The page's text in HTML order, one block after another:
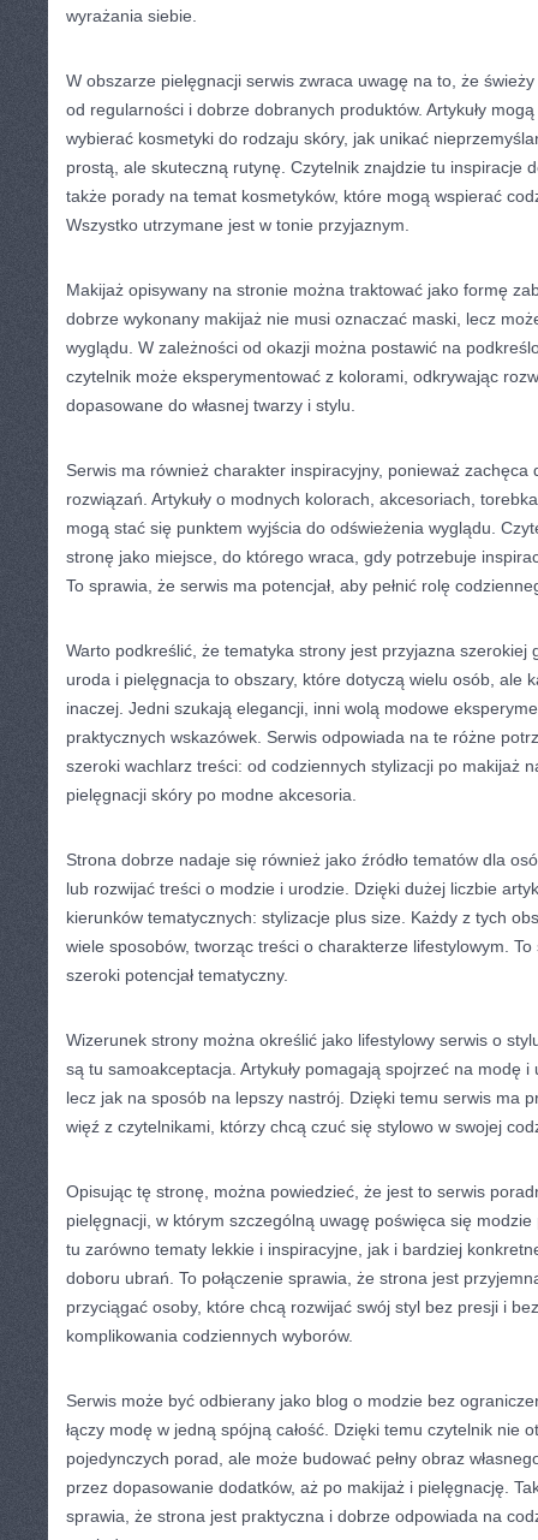
wyrażania siebie.
W obszarze pielęgnacji serwis zwraca uwagę na to, że
od regularności i dobrze dobranych produktów. Artykuły
wybierać kosmetyki do rodzaju skóry, jak unikać
prostą, ale skuteczną rutynę. Czytelnik znajdzie tu inspiracje
także porady na temat kosmetyków, które mogą wspierać
Wszystko utrzymane jest w tonie przyjaznym.
Makijaż opisywany na stronie można traktować jako formę
dobrze wykonany makijaż nie musi oznaczać maski, lecz
wyglądu. W zależności od okazji można postawić na
czytelnik może eksperymentować z kolorami, odkrywając
dopasowane do własnej twarzy i stylu.
Serwis ma również charakter inspiracyjny, ponieważ zachęca
rozwiązań. Artykuły o modnych kolorach, akcesoriach,
mogą stać się punktem wyjścia do odświeżenia wyglądu.
stronę jako miejsce, do którego wraca, gdy potrzebuje
To sprawia, że serwis ma potencjał, aby pełnić rolę
Warto podkreślić, że tematyka strony jest przyjazna szerokiej
uroda i pielęgnacja to obszary, które dotyczą wielu osób, ale
inaczej. Jedni szukają elegancji, inni wolą modowe
praktycznych wskazówek. Serwis odpowiada na te różne
szeroki wachlarz treści: od codziennych stylizacji po makijaż
pielęgnacji skóry po modne akcesoria.
Strona dobrze nadaje się również jako źródło tematów dla
lub rozwijać treści o modzie i urodzie. Dzięki dużej liczbie
kierunków tematycznych: stylizacje plus size. Każdy z tych
wiele sposobów, tworząc treści o charakterze lifestylowym.
szeroki potencjał tematyczny.
Wizerunek strony można określić jako lifestylowy serwis o
są tu samoakceptacja. Artykuły pomagają spojrzeć na modę
lecz jak na sposób na lepszy nastrój. Dzięki temu serwis ma
więź z czytelnikami, którzy chcą czuć się stylowo w swojej
Opisując tę stronę, można powiedzieć, że jest to serwis
pielęgnacji, w którym szczególną uwagę poświęca się
tu zarówno tematy lekkie i inspiracyjne, jak i bardziej
doboru ubrań. To połączenie sprawia, że strona jest
przyciągać osoby, które chcą rozwijać swój styl bez presji i
komplikowania codziennych wyborów.
Serwis może być odbierany jako blog o modzie bez
łączy modę w jedną spójną całość. Dzięki temu czytelnik nie
pojedynczych porad, ale może budować pełny obraz
przez dopasowanie dodatków, aż po makijaż i pielęgnację.
sprawia, że strona jest praktyczna i dobrze odpowiada na